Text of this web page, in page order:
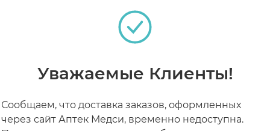
17+ кг N34
Под заказ
от 2 495 ₽
Уважаемые Клиенты!
Сообщаем, что доставка заказов, оформленных
через сайт Аптек Медси, временно недоступна.